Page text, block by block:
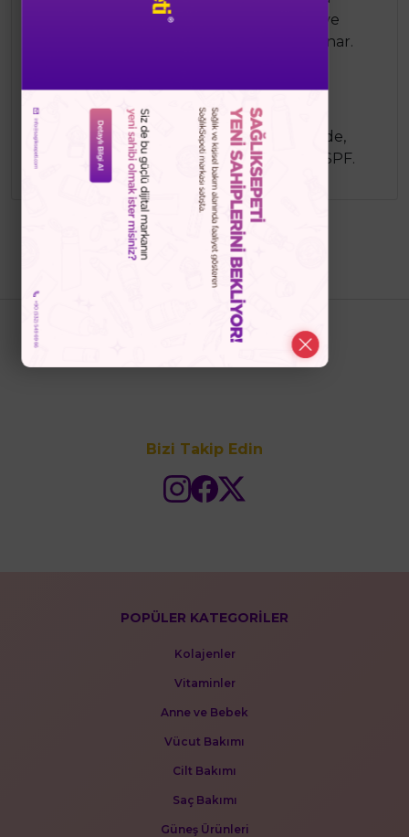
Asiatica) içeriği sayesinde cildi yatıştırır ve
onarır. SPF içeriği ile güneş koruması sunar.
Ürün Bileşenleri:
Centella Asiatica (Tiger Grass), niacinamide,
gliserin, adenozin, mineral kompleksler, SPF.
Bizi Takip Edin
POPÜLER KATEGORİLER
Kolajenler
Vitaminler
Anne ve Bebek
Vücut Bakımı
Cilt Bakımı
Saç Bakımı
Güneş Ürünleri